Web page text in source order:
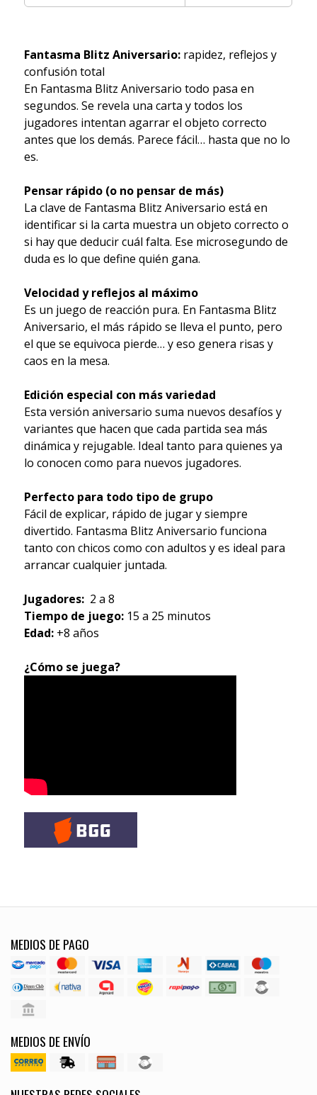
Fantasma Blitz Aniversario:rapidez, reflejos y
confusión total
En Fantasma Blitz Aniversario todo pasa en
segundos. Se revela una carta y todos los
jugadores intentan agarrar el objeto correcto
antes que los demás. Parece fácil… hasta que no lo
es.
Pensar rápido (o no pensar de más)
La clave de Fantasma Blitz Aniversario está en
identificar si la carta muestra un objeto correcto o
si hay que deducir cuál falta. Ese microsegundo de
duda es lo que define quién gana.
Velocidad y reflejos al máximo
Es un juego de reacción pura. En Fantasma Blitz
Aniversario, el más rápido se lleva el punto, pero
el que se equivoca pierde… y eso genera risas y
caos en la mesa.
Edición especial con más variedad
Esta versión aniversario suma nuevos desafíos y
variantes que hacen que cada partida sea más
dinámica y rejugable. Ideal tanto para quienes ya
lo conocen como para nuevos jugadores.
Perfecto para todo tipo de grupo
Fácil de explicar, rápido de jugar y siempre
divertido. Fantasma Blitz Aniversario funciona
tanto con chicos como con adultos y es ideal para
arrancar cualquier juntada.
Jugadores: 2 a 8
Tiempo de juego:15 a 25 minutos
Edad: +8 años
¿Cómo se juega?
MEDIOS DE PAGO
MEDIOS DE ENVÍO